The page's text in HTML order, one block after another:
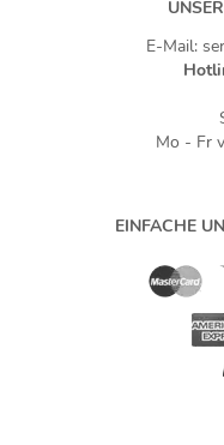
E-Mail:
Mo - Fr
EINFACHE